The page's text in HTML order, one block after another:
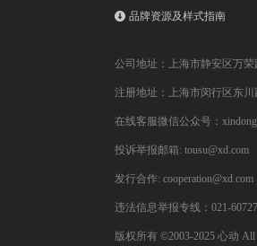
品牌资源及样式指南
公司地址：上海市静安区万
注册地址：上海市闵行区东川
在线客服微信公众号：
投诉举报邮箱: tousu@xd.com
发行合作: cooperation@xd.com
违法信息举报专线：021-
版权所有 ©2003-2025 心动 All